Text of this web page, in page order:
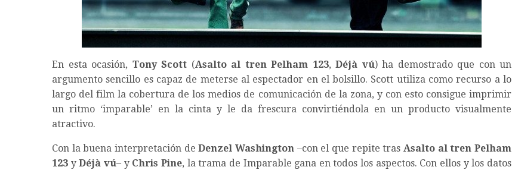
En esta ocasión, Tony Scott (Asalto al tren Pelham 123, Déjà vú) ha demostrado que con un
argumento sencillo es capaz de meterse al espectador en el bolsillo. Scott utiliza como recurso a lo
largo del film la cobertura de los medios de comunicación de la zona, y con esto consigue imprimir
un ritmo ‘imparable’ en la cinta y le da frescura convirtiéndola en un producto visualmente
atractivo.
Con la buena interpretación deDenzel Washington –con el que repite trasAsalto al tren Pelham
123 yDéjà vú– y Chris Pine, la trama de Imparable gana en todos los aspectos. Con ellos y los datos